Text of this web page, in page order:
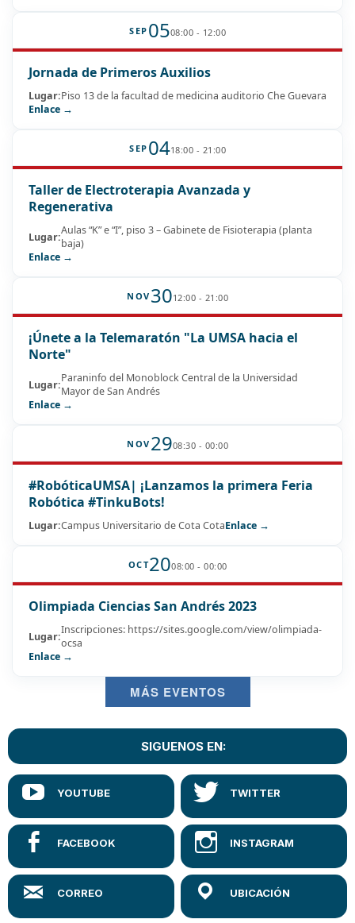
SEP 0508:00 - 12:00
Jornada de Primeros Auxilios
Lugar:Piso 13 de la facultad de medicina auditorio Che Guevara
Enlace →
SEP 0418:00 - 21:00
Taller de Electroterapia Avanzada y
Regenerativa
Lugar:Aulas “K” e “I”, piso 3 – Gabinete de Fisioterapia (planta
baja)
Enlace →
NOV 3012:00 - 21:00
¡Únete a la Telemaratón "La UMSA hacia el
Norte"
Lugar:Paraninfo del Monoblock Central de la Universidad
Mayor de San Andrés
Enlace →
NOV 2908:30 - 00:00
#RobóticaUMSA| ¡Lanzamos la primera Feria
Robótica #TinkuBots!
Lugar:Campus Universitario de Cota CotaEnlace →
OCT2008:00 - 00:00
Olimpiada Ciencias San Andrés 2023
Lugar:Inscripciones: https://sites.google.com/view/olimpiada-
ocsa
Enlace →
MÁS EVENTOS
SIGUENOS EN: